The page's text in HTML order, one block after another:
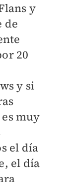
y
de
20
y si
muy
el día
el día